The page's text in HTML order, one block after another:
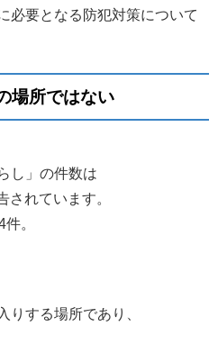
必要となる防犯対策について
場所ではない
し」の件数は
されています。
。
りする場所であり、